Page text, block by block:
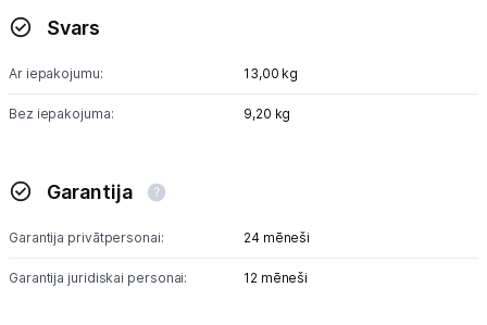
Svars
Ar iepakojumu: 13,00 kg
Bez iepakojuma: 9,20 kg
Garantija
Garantija privātpersonai: 24 mēneši
Garantija juridiskai personai: 12 mēneši